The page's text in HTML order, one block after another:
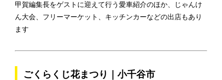
甲賀編集長をゲストに迎えて行う愛車紹介のほか、じゃんけ
ん大会、フリーマーケット、キッチンカーなどの出店もあり
ます
ごくらくじ花まつり｜小千谷市